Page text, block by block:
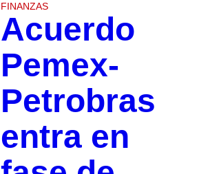
FINANZAS
Acuerdo
Pemex-
Petrobras
entra en